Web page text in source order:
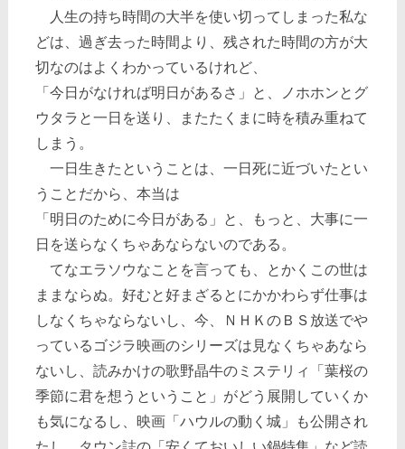
人生の持ち時間の大半を使い切ってしまった私な
どは、過ぎ去った時間より、残された時間の方が大
切なのはよくわかっているけれど、
「今日がなければ明日があるさ」と、ノホホンとグ
ウタラと一日を送り、またたくまに時を積み重ねて
しまう。
一日生きたということは、一日死に近づいたとい
うことだから、本当は
「明日のために今日がある」と、もっと、大事に一
日を送らなくちゃあならないのである。
てなエラソウなことを言っても、とかくこの世は
ままならぬ。好むと好まざるとにかかわらず仕事は
しなくちゃならないし、今、ＮＨＫのＢＳ放送でや
っているゴジラ映画のシリーズは見なくちゃあなら
ないし、読みかけの歌野晶牛のミステリィ「葉桜の
季節に君を想うということ」がどう展開していくか
も気になるし、映画「ハウルの動く城」も公開され